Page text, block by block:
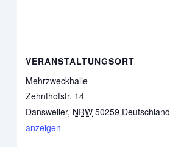
VERANSTALTUNGSORT
Mehrzweckhalle
Zehnthofstr. 14
Dansweiler, NRW 50259 Deutschland
anzeigen